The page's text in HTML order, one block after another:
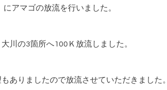
アマゴの放流を行いました。
川の3箇所へ100Ｋ放流しました。
ありましたので放流させていただきました。